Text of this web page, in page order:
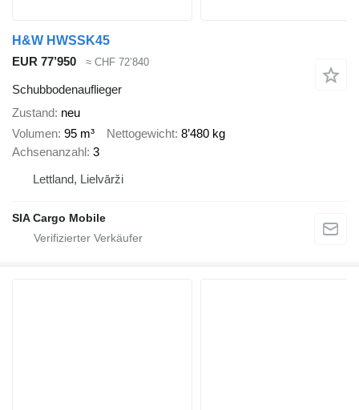
H&W HWSSK45
EUR 77’950
≈ CHF 72’840
Schubbodenauflieger
Zustand neu
Volumen 95 m³ Nettogewicht 8’480 kg
Achsenanzahl 3
Lettland, Lielvārži
SIA Cargo Mobile